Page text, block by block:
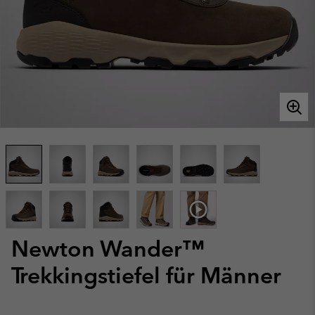
Newton Wander™
Trekkingstiefel für Männer